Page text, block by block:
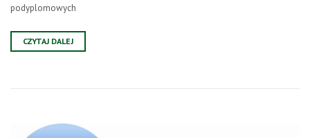
podyplomowych
CZYTAJ DALEJ